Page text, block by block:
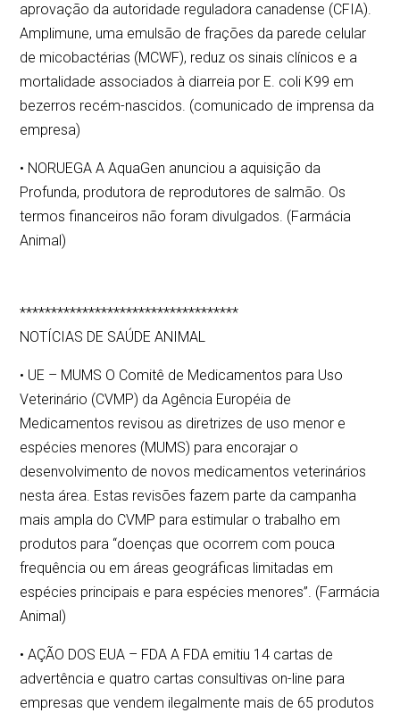
aprovação da autoridade reguladora canadense (CFIA).
Amplimune, uma emulsão de frações da parede celular
de micobactérias (MCWF), reduz os sinais clínicos e a
mortalidade associados à diarreia por E. coli K99 em
bezerros recém-nascidos. (comunicado de imprensa da
empresa)
• NORUEGA A AquaGen anunciou a aquisição da
Profunda, produtora de reprodutores de salmão. Os
termos financeiros não foram divulgados. (Farmácia
Animal)
***********************************
NOTÍCIAS DE SAÚDE ANIMAL
• UE – MUMS O Comitê de Medicamentos para Uso
Veterinário (CVMP) da Agência Européia de
Medicamentos revisou as diretrizes de uso menor e
espécies menores (MUMS) para encorajar o
desenvolvimento de novos medicamentos veterinários
nesta área. Estas revisões fazem parte da campanha
mais ampla do CVMP para estimular o trabalho em
produtos para “doenças que ocorrem com pouca
frequência ou em áreas geográficas limitadas em
espécies principais e para espécies menores”. (Farmácia
Animal)
• AÇÃO DOS EUA – FDA A FDA emitiu 14 cartas de
advertência e quatro cartas consultivas on-line para
empresas que vendem ilegalmente mais de 65 produtos